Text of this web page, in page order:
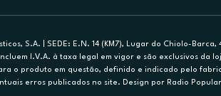
S.A. | SEDE: E.N. 14 (KM7), Lugar do Chiolo-
I.V.A. à taxa legal em vigor e são exclusivos da
o produto em questão, definido e indicado pelo
erros publicados no site. Design por Radio